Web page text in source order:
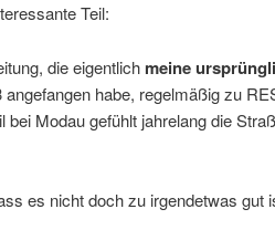
Teil:
die eigentlich meine
habe, regelmäßig zu
Modau gefühlt jahrelang die
es nicht doch zu irgendetwas gut